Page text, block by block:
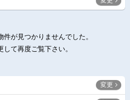
件が見つかりませんでした。
して再度ご覧下さい。
変更